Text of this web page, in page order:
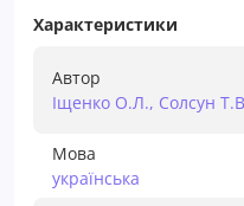
Характеристики
Автор
Іщенко О.Л., Солсун
Мова
українська